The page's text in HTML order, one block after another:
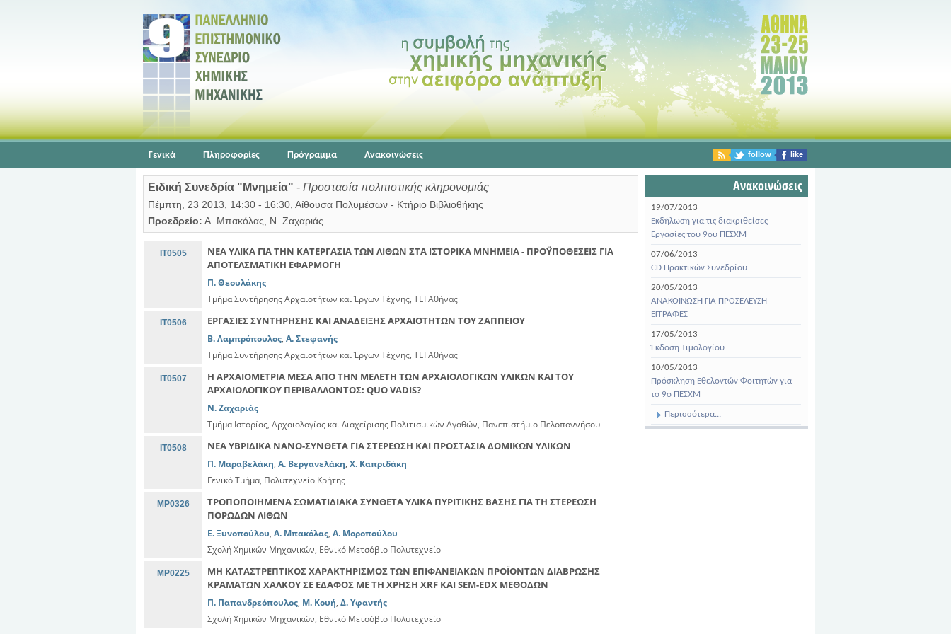
Γενικά Πληροφορίες Πρόγραμμα Ανακοινώσεις follow like
Ειδική Συνεδρία "Μνημεία" - Προστασία πολιτιστικής κληρονομιάς
Πέμπτη, 23 2013, 14:30 - 16:30, Αίθουσα Πολυμέσων - Κτήριο Βιβλιοθήκης
Προεδρείο: Α. Μπακόλας, Ν. Ζαχαριάς
IT0505
ΝΕΑ ΥΛΙΚΑ ΓΙΑ ΤΗΝ ΚΑΤΕΡΓΑΣΙΑ ΤΩΝ ΛΙΘΩΝ ΣΤΑ ΙΣΤΟΡΙΚΑ ΜΝΗΜΕΙΑ - ΠΡΟΫΠΟΘΕΣΕΙΣ ΓΙΑ
ΑΠΟΤΕΛΣΜΑΤΙΚΗ ΕΦΑΡΜΟΓΗ
Π. Θεουλάκης
Τμήμα Συντήρησης Αρχαιοτήτων και Έργων Τέχνης, ΤΕΙ Αθήνας
IT0506 ΕΡΓΑΣΙΕΣ ΣΥΝΤΗΡΗΣΗΣ ΚΑΙ ΑΝΑΔΕΙΞΗΣ ΑΡΧΑΙΟΤΗΤΩΝ ΤΟΥ ΖΑΠΠΕΙΟΥ
Β. Λαμπρόπουλος, Α. Στεφανής
Τμήμα Συντήρησης Αρχαιοτήτων και Έργων Τέχνης, ΤΕΙ Αθήνας
IT0507
Η ΑΡΧΑΙΟΜΕΤΡΙΑ ΜΕΣΑ ΑΠΟ ΤΗΝ ΜΕΛΕΤΗ ΤΩΝ ΑΡΧΑΙΟΛΟΓΙΚΩΝ ΥΛΙΚΩΝ ΚΑΙ ΤΟΥ
ΑΡΧΑΙΟΛΟΓΙΚΟΥ ΠΕΡΙΒΑΛΛΟΝΤΟΣ: QUO VADIS?
Ν. Ζαχαριάς
Τμήμα Ιστορίας, Αρχαιολογίας και Διαχείρισης Πολιτισμικών Αγαθών, Πανεπιστήμιο Πελοποννήσου
IT0508 ΝΕΑ ΥΒΡΙΔΙΚΑ ΝΑΝΟ-ΣΥΝΘΕΤΑ ΓΙΑ ΣΤΕΡΕΩΣΗ ΚΑΙ ΠΡΟΣΤΑΣΙΑ ΔΟΜΙΚΩΝ ΥΛΙΚΩΝ
Π. Μαραβελάκη, Α. Βεργανελάκη, Χ. Καπριδάκη
Γενικό Τμήμα, Πολυτεχνείο Κρήτης
MP0326
ΤΡΟΠΟΠΟΙΗΜΕΝΑ ΣΩΜΑΤΙΔΙΑΚΑ ΣΥΝΘΕΤΑ ΥΛΙΚΑ ΠΥΡΙΤΙΚΗΣ ΒΑΣΗΣ ΓΙΑ ΤΗ ΣΤΕΡΕΩΣΗ
ΠΟΡΩΔΩΝ ΛΙΘΩΝ
E. Ξυνοπούλου, Α. Μπακόλας, Α. Μοροπούλου
Σχολή Χημικών Μηχανικών, Εθνικό Μετσόβιο Πολυτεχνείο
MP0225
ΜΗ ΚΑΤΑΣΤΡΕΠΤΙΚΟΣ ΧΑΡΑΚΤΗΡΙΣΜΟΣ ΤΩΝ ΕΠΙΦΑΝΕΙΑΚΩΝ ΠΡΟΪΟΝΤΩΝ ΔΙΑΒΡΩΣΗΣ
ΚΡΑΜΑΤΩΝ ΧΑΛΚΟΥ ΣΕ ΕΔΑΦΟΣ ΜΕ ΤΗ ΧΡΗΣΗ XRF ΚΑΙ SEM-EDX ΜΕΘΟΔΩΝ
Π. Παπανδρεόπουλος, Μ. Κουή, Δ. Υφαντής
Σχολή Χημικών Μηχανικών, Εθνικό Μετσόβιο Πολυτεχνείο
Ανακοινώσεις
19/07/2013
Εκδήλωση για τις διακριθείσες
Εργασίες του 9ου ΠΕΣΧΜ
07/06/2013
CD Πρακτικών Συνεδρίου
20/05/2013
ΑΝΑΚΟΙΝΩΣΗ ΓΙΑ ΠΡΟΣΕΛΕΥΣΗ -
ΕΓΓΡΑΦΕΣ
17/05/2013
Έκδοση Τιμολογίου
10/05/2013
Πρόσκληση Εθελοντών Φοιτητών για
το 9ο ΠΕΣΧΜ
Περισσότερα...